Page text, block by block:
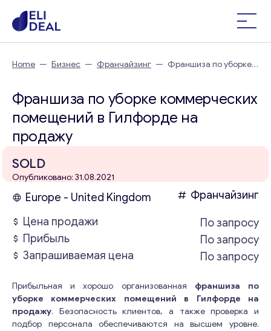
Home — Бизнес — Франчайзинг — Франшиза по уборке
Франшиза по уборке коммерческих
помещений в Гилфорде на
продажу
SOLD
Опубликовано: 31.08.2021
Europe - United Kingdom
Франчайзинг
Цена продажи
По запросу
Прибыль
По запросу
Запрашиваемая цена
По запросу
Прибыльная и хорошо организованная франшиза по
уборке коммерческих помещений в Гилфорде на
продажу. Безопасность клиентов, а также проверка и
подбор персонала обеспечиваются на высшем уровне.